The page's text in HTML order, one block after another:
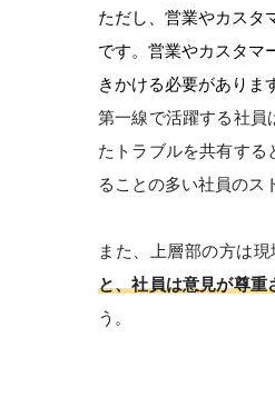
ただし、営業やカスタ
です。営業やカスタマ
きかける必要がありま
第一線で活躍する社員
たトラブルを共有する
ることの多い社員のス
また、上層部の方は
と、社員は意見が尊重
う。